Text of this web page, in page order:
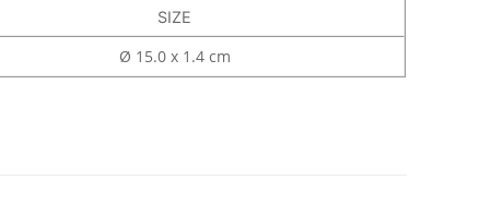
SIZE
Ø 15.0 x 1.4 cm